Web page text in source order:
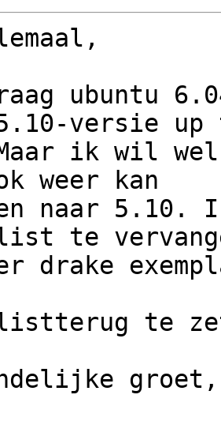
ubuntu
versie up
ik wil
weer kan
naar
te
drake
te
groet,